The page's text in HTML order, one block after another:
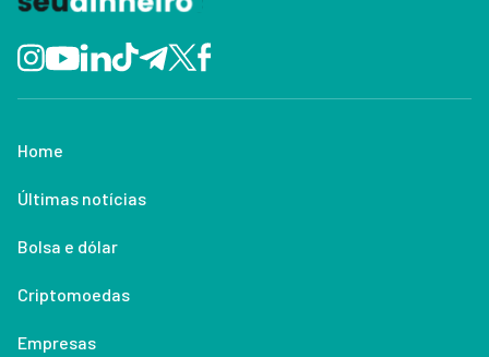
Home
Últimas notícias
Bolsa e dólar
Criptomoedas
Empresas